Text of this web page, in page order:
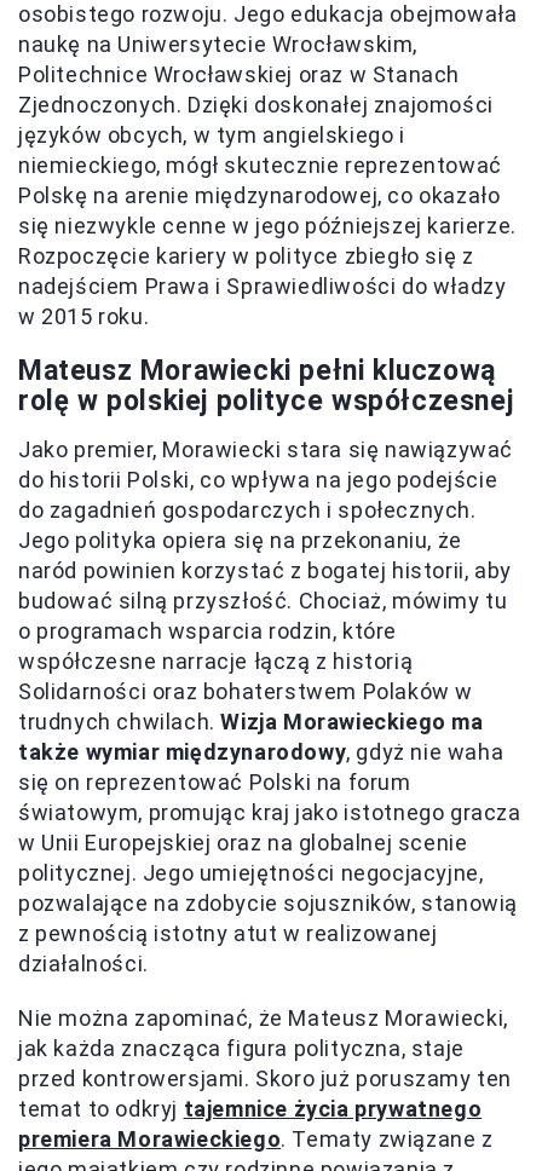
osobistego rozwoju. Jego edukacja obejmowała
naukę na Uniwersytecie Wrocławskim,
Politechnice Wrocławskiej oraz w Stanach
Zjednoczonych. Dzięki doskonałej znajomości
języków obcych, w tym angielskiego i
niemieckiego, mógł skutecznie reprezentować
Polskę na arenie międzynarodowej, co okazało
się niezwykle cenne w jego późniejszej karierze.
Rozpoczęcie kariery w polityce zbiegło się z
nadejściem Prawa i Sprawiedliwości do władzy
w 2015 roku.
Mateusz Morawiecki pełni kluczową
rolę w polskiej polityce współczesnej
Jako premier, Morawiecki stara się nawiązywać
do historii Polski, co wpływa na jego podejście
do zagadnień gospodarczych i społecznych.
Jego polityka opiera się na przekonaniu, że
naród powinien korzystać z bogatej historii, aby
budować silną przyszłość. Chociaż, mówimy tu
o programach wsparcia rodzin, które
współczesne narracje łączą z historią
Solidarności oraz bohaterstwem Polaków w
trudnych chwilach.Wizja Morawieckiego ma
także wymiar międzynarodowy, gdyż nie waha
się on reprezentować Polski na forum
światowym, promując kraj jako istotnego gracza
w Unii Europejskiej oraz na globalnej scenie
politycznej. Jego umiejętności negocjacyjne,
pozwalające na zdobycie sojuszników, stanowią
z pewnością istotny atut w realizowanej
działalności.
Nie można zapominać, że Mateusz Morawiecki,
jak każda znacząca figura polityczna, staje
przed kontrowersjami. Skoro już poruszamy ten
temat to odkryj tajemnice życia prywatnego
premiera Morawieckiego. Tematy związane z